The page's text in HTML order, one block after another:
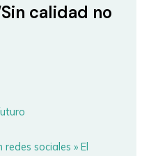
calidad no
sociales » El